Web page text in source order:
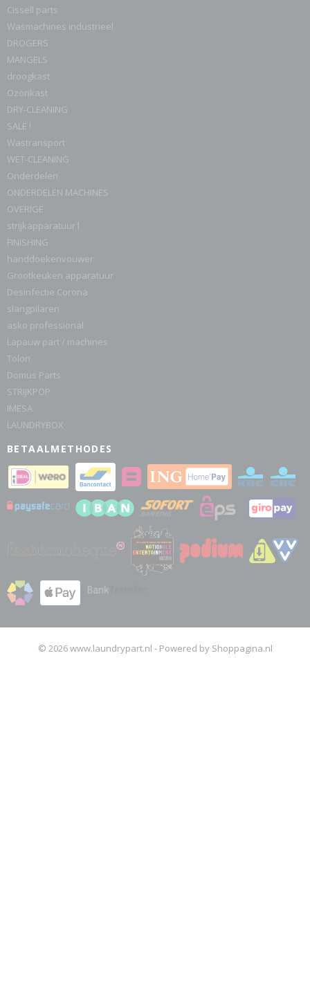
Cissell parts
Wasmachines industrieel
DROGERS
MANGELS
droogkast
Ozonkast
DRY-CLEANING
SALE !
Wastransport
WET-CLEANING
Onderdelen
ONDERDELEN MACHINES
OVERIGE
strijkapparatuur1
FINISHING
handdoekenvouwer
Grootkeuken apparatuur
Desinfectie Corona
slangpilaren
asko professional
Lapauw part / machines
Tolon
Domus Parts
STRIJKPOP
IMESA
LAUNDRYBOX
BETAALMETHODES
© 2026 www.laundrypart.nl - Powered by Shoppagina.nl